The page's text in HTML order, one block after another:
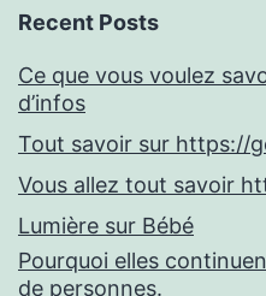
Recent Posts
Ce que vous voulez
d’infos
Tout savoir sur https://
Vous allez tout savoir
Lumière sur Bébé
Pourquoi elles
de personnes.